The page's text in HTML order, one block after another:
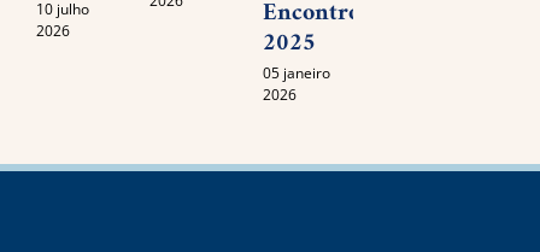
10 julho
2026
Encontro
2025
05 janeiro
2026